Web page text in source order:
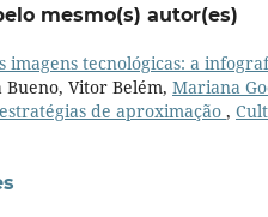
mesmo(s) autor(es)
imagens tecnológicas: a
Vitor Belém, Mariana
de aproximação ,